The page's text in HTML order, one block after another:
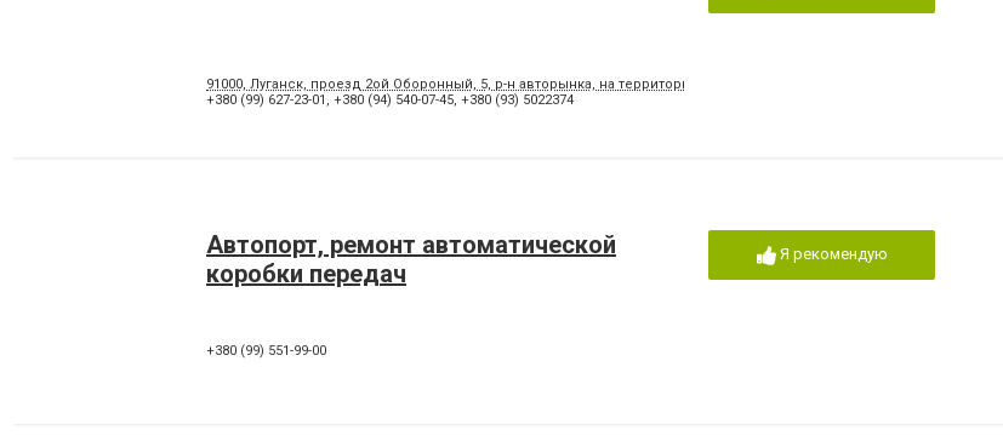
91000, Луганск, проезд 2ой Оборонный, 5, р-н авторынка, на территории СТО «Медведь»
+380 (99) 627-23-01 , +380 (94) 540-07-45, +380 (93) 5022374
Автопорт, ремонт автоматической
коробки передач
+380 (99) 551-99-00
Я рекомендую